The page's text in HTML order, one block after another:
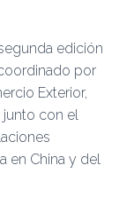
edición
por
Exterior,
junto con el
en China y del